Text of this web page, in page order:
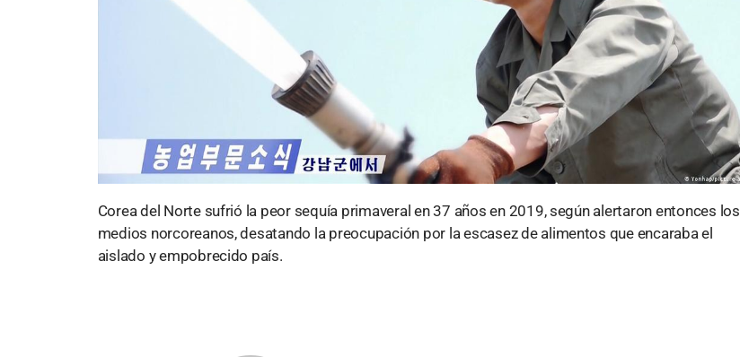
Corea del Norte sufrió la peor sequía primaveral en 37 años en 2019, según alertaron entonces los
medios norcoreanos, desatando la preocupación por la escasez de alimentos que encaraba el
aislado y empobrecido país.